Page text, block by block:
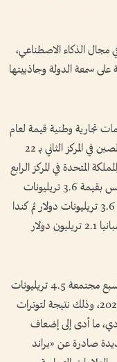
مجال الذكاء الاصطناعي،
على سمعة الدولة وجاذبيتها
الولايات المتحدة قائمة أفضل 10 علامات تجارية وطنية قيمة لعام
2026، بقيمة 34.7 تريليونات دولار، بنما حلت الصين في المركز الثاني بـ 22
تريليونات دولار والمملكة المتحدة في المركز الرابع
بـ 4.2 تريليونات دولار وحلت فرنسا في المركز الخامس بقيمة 3.6 تريليونات
دولار، فيما جاءت اليابان في المركز السادس بقيمة 3.6 تريليونات دولار ثم كندا
2.4 تريليون دولار وإيطاليا 2.3 تريليون دولار وإسبانيا 2.1 تريليون دولار
يأتي ذلك في الوقت الذي خسرت دول مجموعة السبع مجتمعة 4.5 تريليونات
دولار من قيمة علامتها التجارية الوطنية في عام 2026، وذلك نتيجة لتوترات
ما أدى إلى إضعاف
صادرة عن «براند